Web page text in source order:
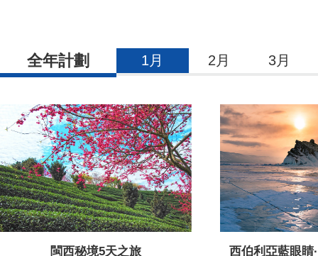
全年計劃 1月 2月 3月
閩西秘境5天之旅
西伯利亞藍眼睛